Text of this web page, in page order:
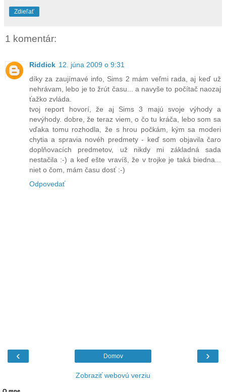
Zdieľať
1 komentár:
Riddick 12. júna 2009 o 9:31
díky za zaujímavé info, Sims 2 mám veľmi rada, aj keď už
nehrávam, lebo je to žrút času... a navyše to počítač naozaj
ťažko zvláda.
tvoj report hovorí, že aj Sims 3 majú svoje výhody a
nevýhody. dobre, že teraz viem, o čo tu kráča, lebo som sa
vďaka tomu rozhodla, že s hrou počkám, kým sa moderi
chytia a spravia novéh predmety - keď som objavila čaro
doplňovacích predmetov, už nikdy mi základná sada
nestačila :-) a keď ešte vravíš, že v trojke je taká biedna...
niet o čom, mám času dosť :-)
Odpovedať
‹ ›
Domov
Zobraziť webovú verziu
O mne